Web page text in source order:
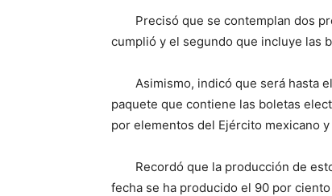
Precisó que se contemplan dos
cumplió y el segundo que incluye las
Asimismo, indicó que será hasta
paquete que contiene las boletas
por elementos del Ejército mexicano y
Recordó que la producción de
fecha se ha producido el 90 por